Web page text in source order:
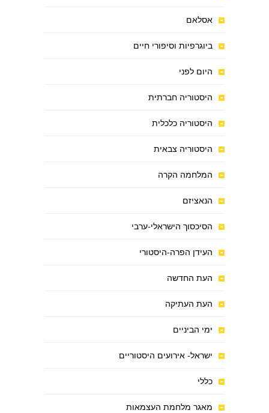
אסלאם
ביוגרפיות וסיפורי חיים
היום לפני
היסטוריה חברתית
היסטוריה כלכלית
היסטוריה צבאית
המלחמה הקרה
הנאציזם
הסיכסוך הישראלי-ערבי
העידן הפרה-היסטורי
העת החדשה
העת העתיקה
ימי הביניים
ישראל- אירועים היסטוריים
כללי
מאגר מלחמת העצמאות